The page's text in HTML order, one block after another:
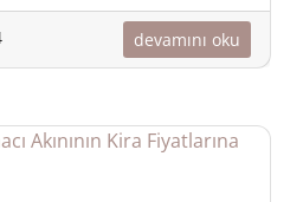
devamını oku